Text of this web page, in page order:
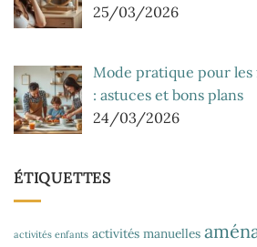
25/03/2026
Mode pratique pour les
: astuces et bons plans
24/03/2026
ÉTIQUETTES
activités enfants activités manuelles